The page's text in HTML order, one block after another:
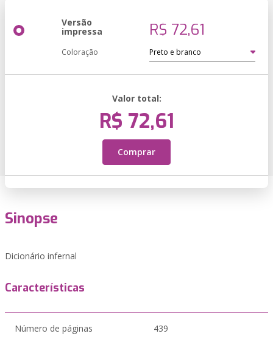
Versão
impressa R$ 72,61
Coloração
Valor total:
R$ 72,61
Comprar
Sinopse
Dicionário infernal
Características
Número de páginas 439